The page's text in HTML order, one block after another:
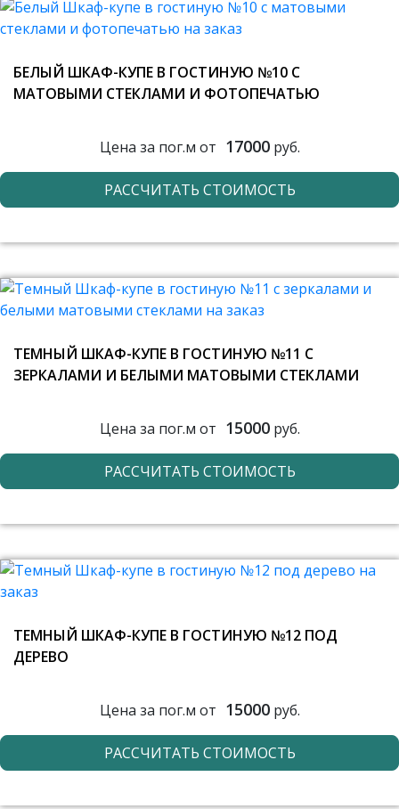
БЕЛЫЙ ШКАФ-КУПЕ В ГОСТИНУЮ №10 С
МАТОВЫМИ СТЕКЛАМИ И ФОТОПЕЧАТЬЮ
Цена за пог.м от 17000руб.
РАССЧИТАТЬ СТОИМОСТЬ
ТЕМНЫЙ ШКАФ-КУПЕ В ГОСТИНУЮ №11 С
ЗЕРКАЛАМИ И БЕЛЫМИ МАТОВЫМИ СТЕКЛАМИ
Цена за пог.м от 15000руб.
РАССЧИТАТЬ СТОИМОСТЬ
ТЕМНЫЙ ШКАФ-КУПЕ В ГОСТИНУЮ №12 ПОД
ДЕРЕВО
Цена за пог.м от 15000руб.
РАССЧИТАТЬ СТОИМОСТЬ